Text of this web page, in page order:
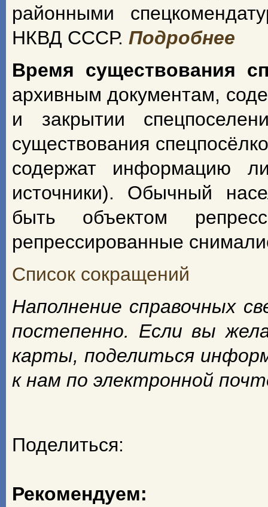
районными
НКВД СССР. Подробнее
Время существования
архивным документам,
и закрытии
существования
содержат информацию
источники). Обычный
быть объектом
репрессированные
Список сокращений
Наполнение справочных
постепенно. Если вы
карты, поделиться
к нам по электронной
Поделиться:
Рекомендуем: